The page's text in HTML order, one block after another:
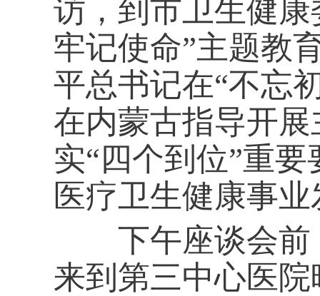
访，到市卫生健
牢记使命”主题教
平总书记在“不忘
在内蒙古指导开
实“四个到位”重
医疗卫生健康事
下午座谈会前
来到第三中心医